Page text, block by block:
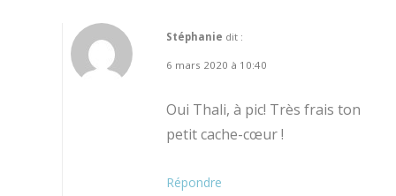
Stéphanie dit :
6 mars 2020 à 10:40
Oui Thali, à pic! Très frais ton
petit cache-cœur !
Répondre